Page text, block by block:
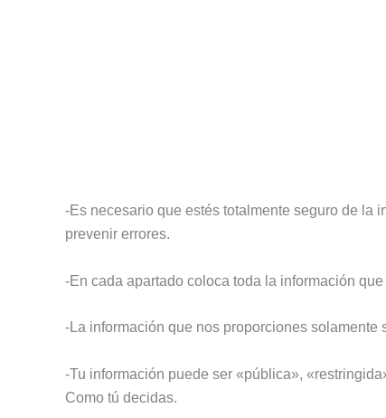
-Es necesario que estés totalmente seguro de la
prevenir errores.
-En cada apartado coloca toda la información que
-La información que nos proporciones
-Tu información puede ser «pública»,
Como tú decidas.